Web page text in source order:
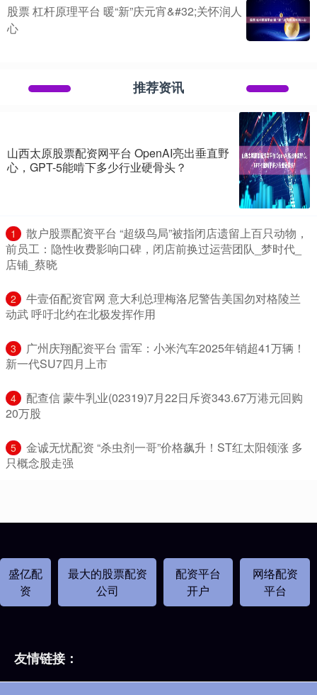
股票 杠杆原理平台 暖“新”庆元宵&#32;关怀润人
心
推荐资讯
山西太原股票配资网平台 OpenAI亮出垂直野
心，GPT-5能啃下多少行业硬骨头？
1
​散户股票配资平台 “超级鸟局”被指闭店遗留上百只动物，
前员工：隐性收费影响口碑，闭店前换过运营团队_梦时代_
店铺_蔡晓
2
​牛壹佰配资官网 意大利总理梅洛尼警告美国勿对格陵兰
动武 呼吁北约在北极发挥作用
3
​广州庆翔配资平台 雷军：小米汽车2025年销超41万辆！
新一代SU7四月上市
4
​配查信 蒙牛乳业(02319)7月22日斥资343.67万港元回购
20万股
5
​金诚无忧配资 “杀虫剂一哥”价格飙升！ST红太阳领涨 多
只概念股走强
盛亿配
资
最大的股票配资
公司
配资平台
开户
网络配资
平台
友情链接：